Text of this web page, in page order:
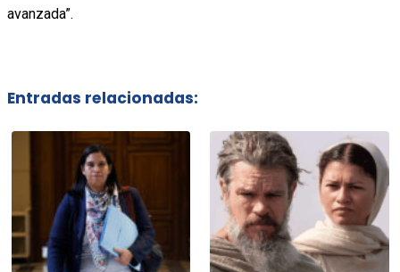
avanzada”.
Entradas relacionadas: